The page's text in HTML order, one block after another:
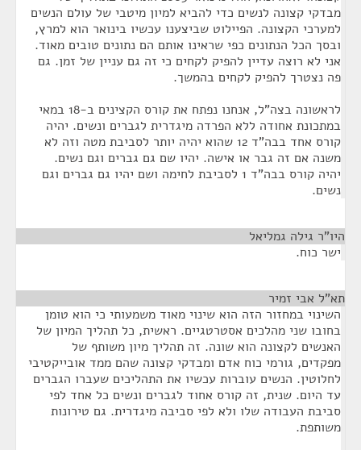
מבדקי קצונה לנשים כדי להביא למיון מיטבי של עולם הנשים
למערכי הקצונה. הפיילוט שביצענו עכשיו בינואר הוא למרץ,
ובסך הכל הנתונים כפי שראינו אותם הם נתונים טובים מאוד.
אני לא רוצה עדיין להפיק לקחים כי זה גם עניין של זמן. גם
פה נצטרך להפיק לקחים בהמשך.
לראשונה בצה"ל, אנחנו נפתח את קורס הקצינים ב-18 במאי
במתכונת אחודה ללא הפרדה מיגדרית לגברים ונשים. יהיה
קורס אחד בבה"ד 12 שהוא יהיה יותר לסביבת מטה וזה לא
משנה אם זה גבר או אישה. יהיו שם גם גברים וגם נשים.
יהיה קורס בבה"ד 1 לסביבת לחימה ושם יהיו גם גברים וגם
נשים.
היו"ר גילה גמליאל
ישר כוח.
תא"ל אבי זמיר
השינוי במחזור הזה הוא שינוי מאוד משמעותי כי הוא טומן
בחובו שני מהלכים אסטרטגיים. ראשית, כל תהליך המיון של
האנשים לקצונה הוא שונה. זה תהליך מיון משותף של
מפקדים, גורמי כוח אדם ומבדקי קצונה שהם ממד אובייקטיבי
לחלוטין. הנשים עוברות עכשיו את התהליכים שעברו הגברים
עד היום. שנית, זה קורס אחוד לגברים ונשים כל אחד לפי
סביבת העבודה שלו ולא לפי סביבה מיגדרית. גם טירונות
משותפת.